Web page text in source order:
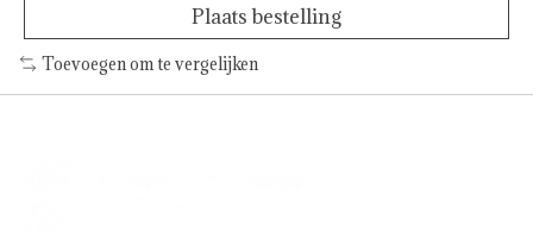
Plaats bestelling
Toevoegen om te vergelijken